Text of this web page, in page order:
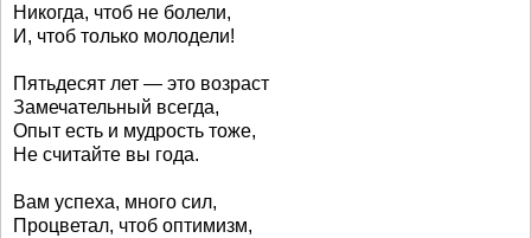
Никогда, чтоб не болели,
И, чтоб только молодели!
Пятьдесят лет — это возраст
Замечательный всегда,
Опыт есть и мудрость тоже,
Не считайте вы года.
Вам успеха, много сил,
Процветал, чтоб оптимизм,